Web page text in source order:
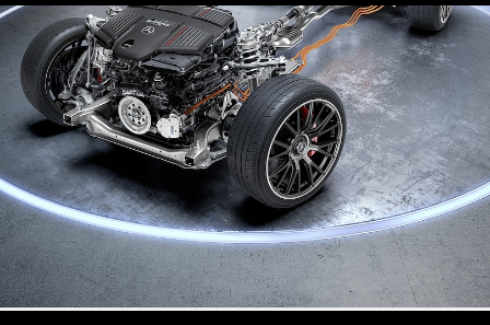
Összes T-
modell
CLA
Shooting
Brake
Elektromos
CLA
Shooting
Brake
Új
C-osztály T-
Modell
C-osztály
All-Terrain
E-osztály T-
Modell